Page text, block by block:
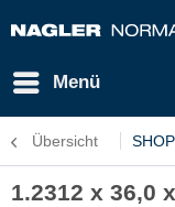
Menü
Übersicht
1.2312 x 36,0